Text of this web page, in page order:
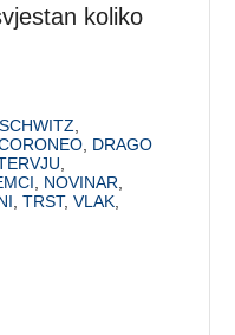
koliko
,
, DRAGO
,
, NOVINAR,
,TRST,VLAK,